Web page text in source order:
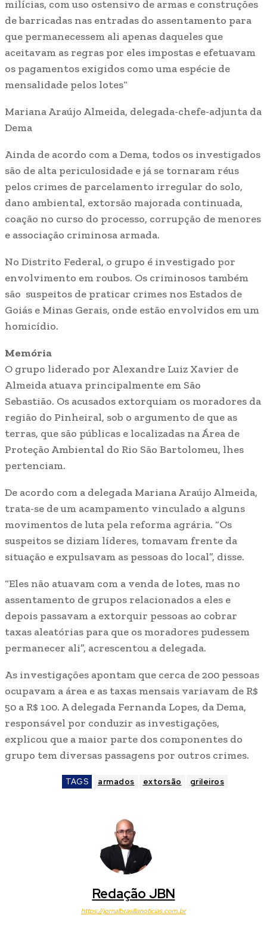
milícias, com uso ostensivo de armas e construções
de barricadas nas entradas do assentamento para
que permanecessem ali apenas daqueles que
aceitavam as regras por eles impostas e efetuavam
os pagamentos exigidos como uma espécie de
mensalidade pelos lotes“
Mariana Araújo Almeida, delegada-chefe-adjunta da
Dema
Ainda de acordo com a Dema, todos os investigados
são de alta periculosidade e já se tornaram réus
pelos crimes de parcelamento irregular do solo,
dano ambiental, extorsão majorada continuada,
coação no curso do processo, corrupção de menores
e associação criminosa armada.
No Distrito Federal, o grupo é investigado por
envolvimento em roubos. Os criminosos também
são suspeitos de praticar crimes nos Estados de
Goiás e Minas Gerais, onde estão envolvidos em um
homicídio.
Memória
O grupo liderado por Alexandre Luiz Xavier de
Almeida atuava principalmente em São
Sebastião. Os acusados extorquiam os moradores da
região do Pinheiral, sob o argumento de que as
terras, que são públicas e localizadas na Área de
Proteção Ambiental do Rio São Bartolomeu, lhes
pertenciam.
De acordo com a delegada Mariana Araújo Almeida,
trata-se de um acampamento vinculado a alguns
movimentos de luta pela reforma agrária. “Os
suspeitos se diziam líderes, tomavam frente da
situação e expulsavam as pessoas do local”, disse.
“Eles não atuavam com a venda de lotes, mas no
assentamento de grupos relacionados a eles e
depois passavam a extorquir pessoas ao cobrar
taxas aleatórias para que os moradores pudessem
permanecer ali”, acrescentou a delegada.
As investigações apontam que cerca de 200 pessoas
ocupavam a área e as taxas mensais variavam de R$
50 a R$ 100. A delegada Fernanda Lopes, da Dema,
responsável por conduzir as investigações,
explicou que a maior parte dos componentes do
grupo tem diversas passagens por outros crimes.
TAGS armados extorsão grileiros
Redação JBN
https://jornalbrasilianoticias.com.br